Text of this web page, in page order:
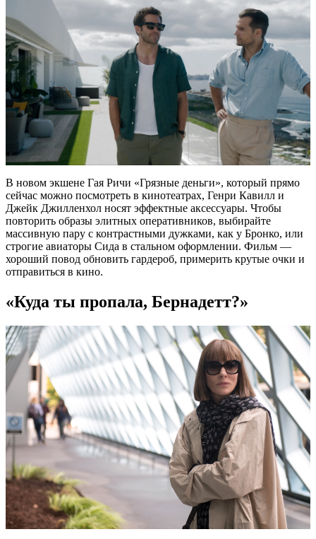
В новом экшене Гая Ричи «Грязные деньги», который прямо
сейчас можно посмотреть в кинотеатрах, Генри Кавилл и
Джейк Джилленхол носят эффектные аксессуары. Чтобы
повторить образы элитных оперативников, выбирайте
массивную пару с контрастными дужками, как у Бронко, или
строгие авиаторы Сида в стальном оформлении. Фильм —
хороший повод обновить гардероб, примерить крутые очки и
отправиться в кино.
«Куда ты пропала, Бернадетт?»